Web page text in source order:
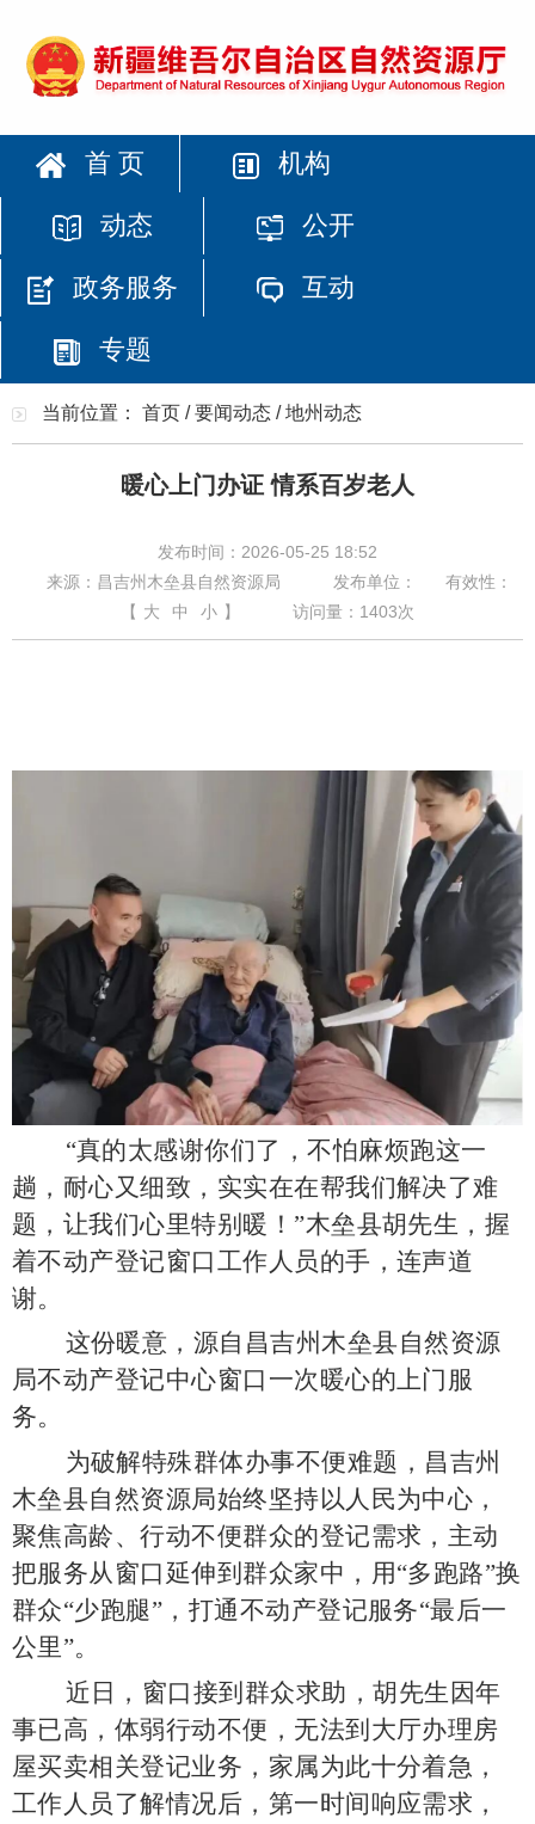
首 页 机构
动态 公开
政务服务 互动
专题
当前位置： 首页 /要闻动态 /地州动态
暖心上门办证 情系百岁老人
发布时间：2026-05-25 18:52
来源：昌吉州木垒县自然资源局
发布单位：
有效性：
【 大 中 小 】 访问量： 1403次
“真的太感谢你们了，不怕麻烦跑这一
趟，耐心又细致，实实在在帮我们解决了难
题，让我们心里特别暖！”木垒县胡先生，握
着不动产登记窗口工作人员的手，连声道
谢。
这份暖意，源自昌吉州木垒县自然资源
局不动产登记中心窗口一次暖心的上门服
务。
为破解特殊群体办事不便难题，昌吉州
木垒县自然资源局始终坚持以人民为中心，
聚焦高龄、行动不便群众的登记需求，主动
把服务从窗口延伸到群众家中，用“多跑路”换
群众“少跑腿”，打通不动产登记服务“最后一
公里”。
近日，窗口接到群众求助，胡先生因年
事已高，体弱行动不便，无法到大厅办理房
屋买卖相关登记业务，家属为此十分着急，
工作人员了解情况后，第一时间响应需求，